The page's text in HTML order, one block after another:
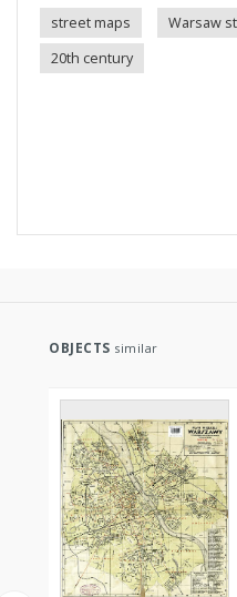
street maps
Warsaw
20th century
OBJECTS similar